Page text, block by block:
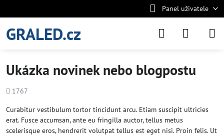
Panel uživatele
GRALED.cz
Ukázka novinek nebo blogpostu
Počet
1767
Curabitur vestibulum tortor tincidunt arcu. Etiam suscipit ultricies
erat. Fusce accumsan, ante eu fringilla auctor, tellus metus
scelerisque eros, hendrerit volutpat tellus est eget nisi. Proin felis. Ut